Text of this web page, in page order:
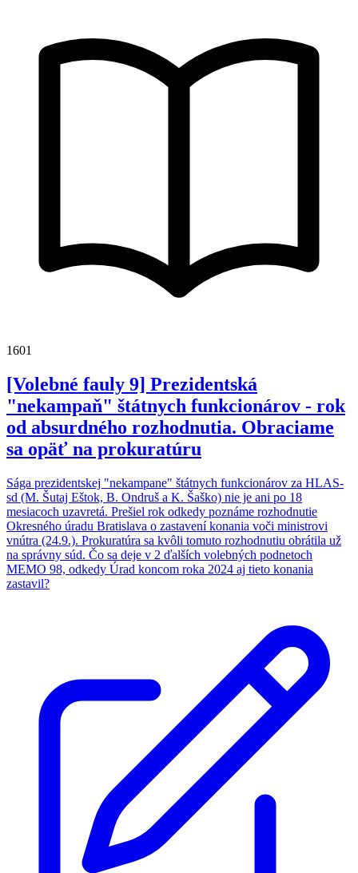
1601
[Volebné fauly 9] Prezidentská
"nekampaň" štátnych funkcionárov - rok
od absurdného rozhodnutia. Obraciame
sa opäť na prokuratúru
Sága prezidentskej "nekampane" štátnych funkcionárov za HLAS-
sd (M. Šutaj Eštok, B. Ondruš a K. Šaško) nie je ani po 18
mesiacoch uzavretá. Prešiel rok odkedy poznáme rozhodnutie
Okresného úradu Bratislava o zastavení konania voči ministrovi
vnútra (24.9.). Prokuratúra sa kvôli tomuto rozhodnutiu obrátila už
na správny súd. Čo sa deje v 2 ďalších volebných podnetoch
MEMO 98, odkedy Úrad koncom roka 2024 aj tieto konania
zastavil?